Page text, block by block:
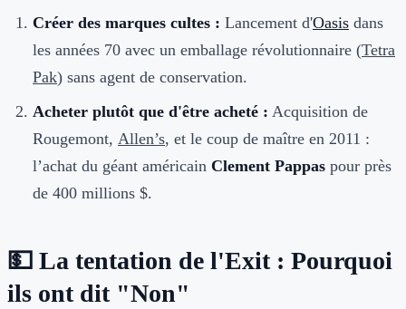
Créer des marques cultes : Lancement d'Oasis dans
les années 70 avec un emballage révolutionnaire (Tetra
Pak) sans agent de conservation.
Acheter plutôt que d'être acheté : Acquisition de
Rougemont, Allen’s, et le coup de maître en 2011 :
l’achat du géant américain Clement Pappas pour près
de 400 millions $.
💵 La tentation de l'Exit : Pourquoi
ils ont dit "Non"